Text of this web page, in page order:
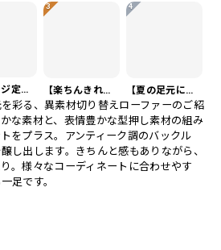
【ビジカジ定番】ハイエンド スリムフィット ビジネスカジュアル スラックスパンツ PA0228
3
【楽ちんきれいめ】ワッフル カジュアル スリムスラックスパンツ PA0226
4
【夏の足元に】編み込みベルト付き フラット サンダル 3color SH0128
彩る、異素材切り替えローファーのご紹
な素材と、表情豊かな型押し素材の組み
をプラス。アンティーク調のバックル
し出します。きちんと感もありながら、
。様々なコーディネートに合わせやす
足です。